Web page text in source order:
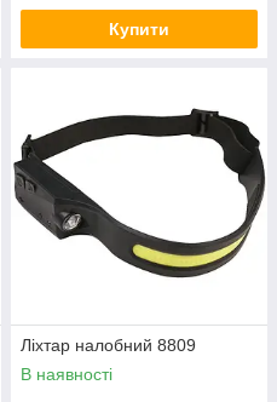
Купити
Ліхтар налобний 8809
В наявності